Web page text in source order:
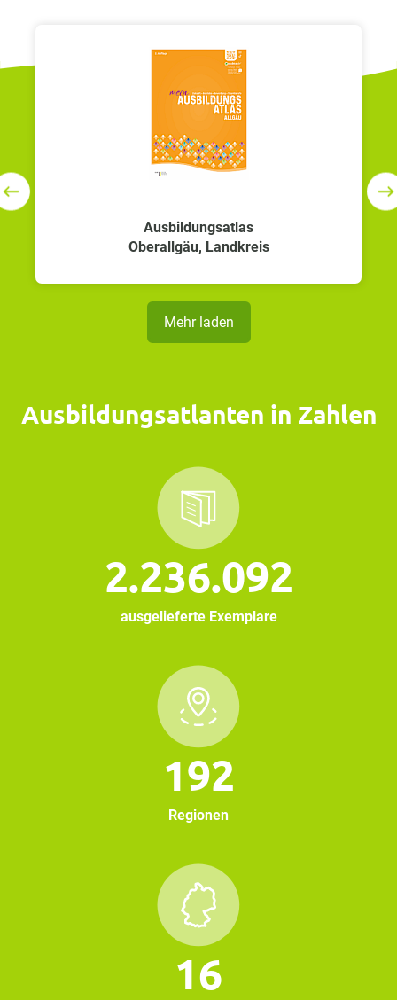
Ausbildungsatlas
Oberallgäu, Landkreis
‹ ›
Mehr laden
Ausbildungsatlanten in Zahlen
2.236.092
ausgelieferte Exemplare
192
Regionen
16